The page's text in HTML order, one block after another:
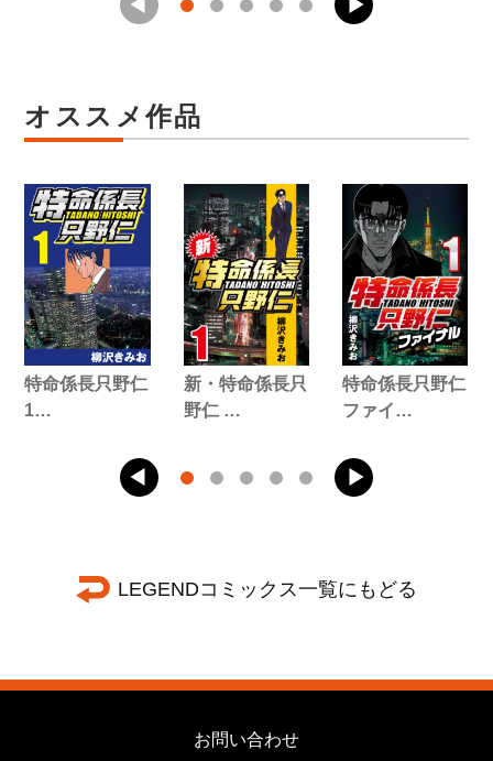
オススメ作品
特命係長只野仁
1…
新・特命係長只
野仁 …
特命係長只野仁
ファイ…
LEGENDコミックス一覧にもどる
お問い合わせ